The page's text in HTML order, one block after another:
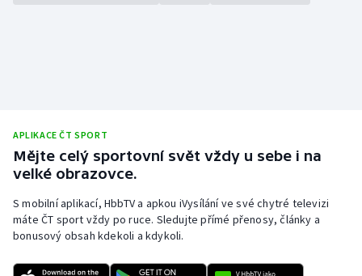
APLIKACE ČT SPORT
Mějte celý sportovní svět vždy u sebe i na
velké obrazovce.
S mobilní aplikací, HbbTV a apkou iVysílání ve své chytré televizi
máte ČT sport vždy po ruce. Sledujte přímé přenosy, články a
bonusový obsah kdekoli a kdykoli.